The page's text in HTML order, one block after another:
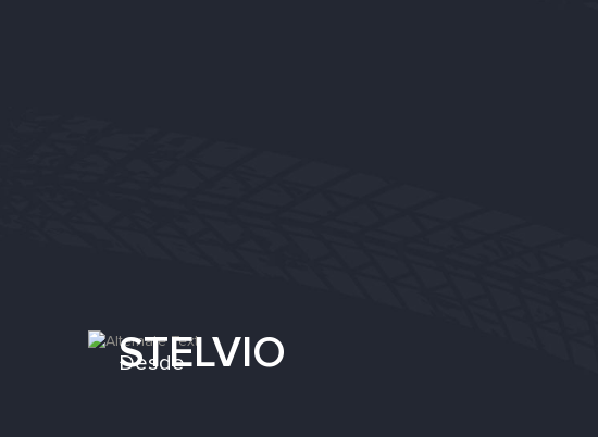
STELVIO
Desde